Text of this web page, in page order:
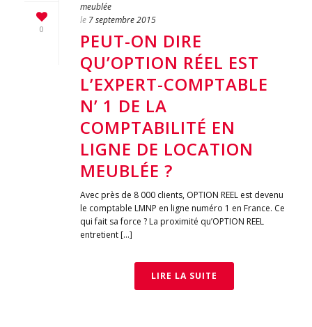
0
meublée
le 7 septembre 2015
PEUT-ON DIRE
QU’OPTION RÉEL EST
L’EXPERT-COMPTABLE
N’ 1 DE LA
COMPTABILITÉ EN
LIGNE DE LOCATION
MEUBLÉE ?
Avec près de 8 000 clients, OPTION REEL est devenu
le comptable LMNP en ligne numéro 1 en France. Ce
qui fait sa force ? La proximité qu’OPTION REEL
entretient […]
LIRE LA SUITE